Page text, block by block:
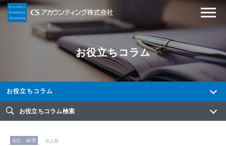
お役立ちコラム
お役立ちコラム
お役立ちコラム検索
会計・経理 法人税